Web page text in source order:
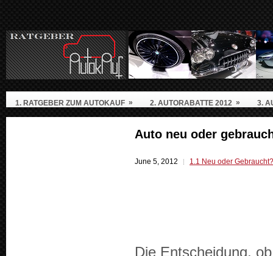
1. RATGEBER ZUM AUTOKAUF » 2. AUTORABATTE 2012 » 3.
Auto neu oder
June 5, 2012 1.1 Neu oder Gebraucht?
Die Entschei­dung,